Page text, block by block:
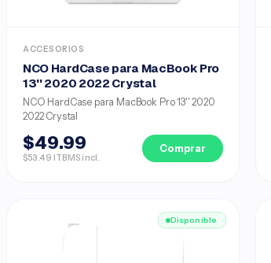
ACCESORIOS
NCO HardCase para MacBook Pro
13'' 2020 2022 Crystal
NCO HardCase para MacBook Pro 13'' 2020
2022 Crystal
$49.99
$53.49 ITBMS incl.
Comprar
Disponible